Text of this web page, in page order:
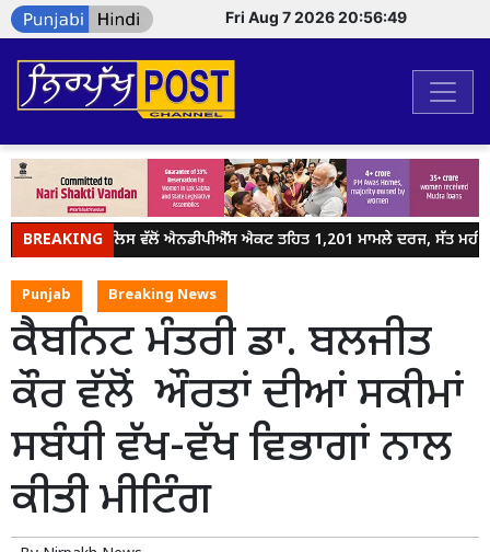
Fri Aug 7 2026 20:56:49
BREAKING
ਜਲੰਧਰ ਪੁਲਿਸ ਵੱਲੋਂ ਐਨਡੀਪੀਐੱਸ ਐਕਟ ਤਹਿਤ 1,201 ਮਾਮਲੇ ਦਰਜ, ਸੱਤ
Punjab Breaking News
ਕੈਬਨਿਟ ਮੰਤਰੀ ਡਾ. ਬਲਜੀਤ
ਕੌਰ ਵੱਲੋਂ ਔਰਤਾਂ ਦੀਆਂ ਸਕੀਮਾਂ
ਸਬੰਧੀ ਵੱਖ-ਵੱਖ ਵਿਭਾਗਾਂ ਨਾਲ
ਕੀਤੀ ਮੀਟਿੰਗ